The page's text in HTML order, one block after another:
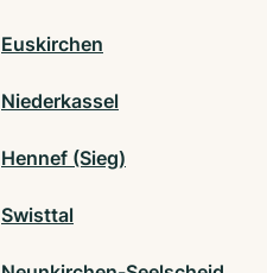
Euskirchen
Niederkassel
Hennef (Sieg)
Swisttal